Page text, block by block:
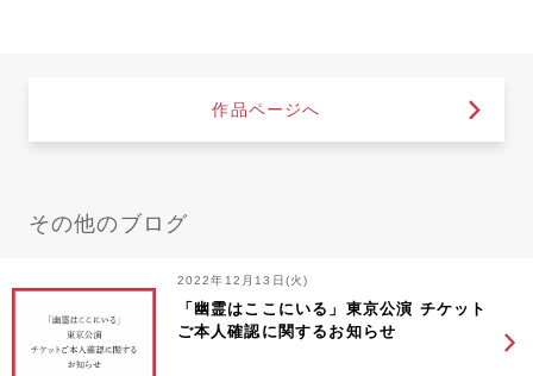
作品ページへ
その他のブログ
2022年12月13日(火)
「幽霊はここにいる」東京公演 チケット
ご本人確認に関するお知らせ